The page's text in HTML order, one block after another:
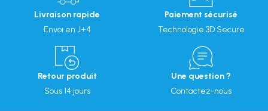
Livraison rapide
Envoi en J+4
Paiement sécurisé
Technologie 3D Secure
Retour produit
Sous 14 jours
Une question ?
Contactez-nous